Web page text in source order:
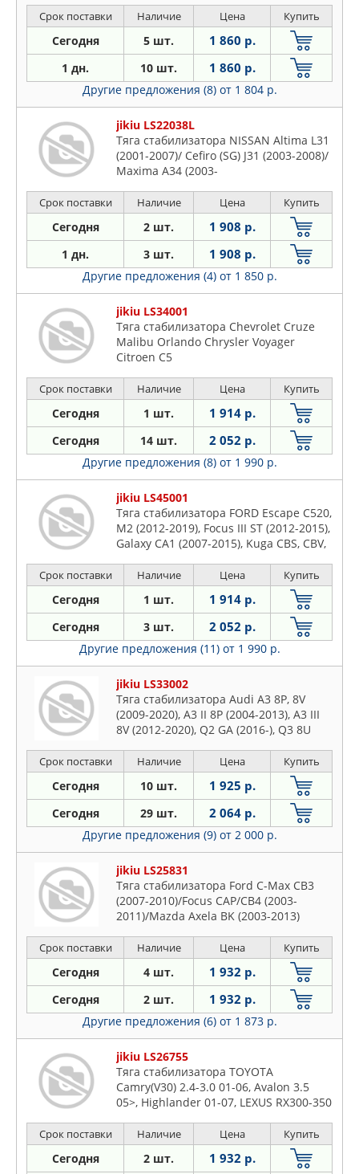
GSX4 (2012-), Camry AHV4, ACV5, ASV5,
AVV5, GSV5, ACV4, GSV4, ASV4 (2006-),
Camry, Aurion GSV4, ASV5, AV
Срок поставки Наличие Цена Купить
Сегодня 5 шт. 1 860 р.
1 дн. 10 шт. 1 860 р.
Другие предложения (8) от 1 804 р.
jikiu LS22038L
Тяга стабилизатора NISSAN Altima L31
(2001-2007)/ Cefiro (SG) J31 (2003-2008)/
Maxima A34 (2003-
Срок поставки Наличие Цена Купить
Сегодня 2 шт. 1 908 р.
1 дн. 3 шт. 1 908 р.
Другие предложения (4) от 1 850 р.
jikiu LS34001
Тяга стабилизатора Chevrolet Cruze
Malibu Orlando Chrysler Voyager
Citroen C5
Срок поставки Наличие Цена Купить
Сегодня 1 шт. 1 914 р.
Сегодня 14 шт. 2 052 р.
Другие предложения (8) от 1 990 р.
jikiu LS45001
Тяга стабилизатора FORD Escape C520,
M2 (2012-2019), Focus III ST (2012-2015),
Galaxy CA1 (2007-2015), Kuga CBS, CBV,
(2007-2015), S-Max CA1 (2006-),
LINCOLN MKC TME, CJ2D9 (2014-2019),
VOLVO S60 II FS, FSA8 LHD
Срок поставки Наличие Цена Купить
Сегодня 1 шт. 1 914 р.
Сегодня 3 шт. 2 052 р.
Другие предложения (11) от 1 990 р.
jikiu LS33002
Тяга стабилизатора Audi A3 8P, 8V
(2009-2020), A3 II 8P (2004-2013), A3 III
8V (2012-2020), Q2 GA (2016-), Q3 8U
(2006-2012), TT 8J, FV (2006-2018), Seat
Altea 5P1 (2004-), Ateca FR KH7 (2016-),
Leon 5F (2015-), S
Срок поставки Наличие Цена Купить
Сегодня 10 шт. 1 925 р.
Сегодня 29 шт. 2 064 р.
Другие предложения (9) от 2 000 р.
jikiu LS25831
Тяга стабилизатора Ford C-Max CB3
(2007-2010)/Focus CAP/CB4 (2003-
2011)/Mazda Axela BK (2003-2013)
Срок поставки Наличие Цена Купить
Сегодня 4 шт. 1 932 р.
Сегодня 2 шт. 1 932 р.
Другие предложения (6) от 1 873 р.
jikiu LS26755
Тяга стабилизатора TOYOTA
Camry(V30) 2.4-3.0 01-06, Avalon 3.5
05>, Highlander 01-07, LEXUS RX300-350
Срок поставки Наличие Цена Купить
Сегодня 2 шт. 1 932 р.